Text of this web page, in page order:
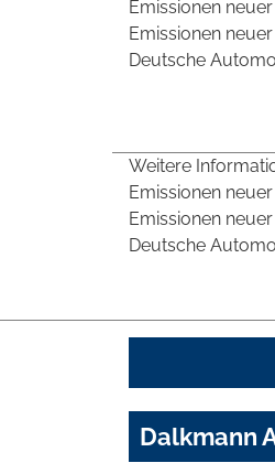
Emissionen
Emissionen
Deutsche
Weitere
Emissionen
Emissionen
Deutsche
Dalkmann